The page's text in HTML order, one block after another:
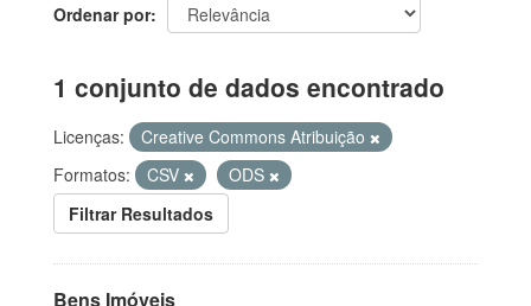
Ordenar por
1 conjunto de dados encontrado
Licenças:
Creative Commons Atribuição
Formatos:
CSV
ODS
Filtrar Resultados
Bens Imóveis